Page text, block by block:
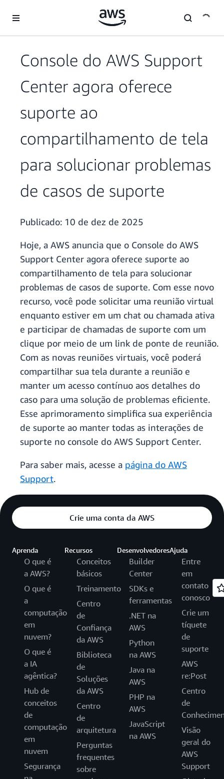
Pular para o conteúdo principal
Console do AWS Support
Center agora oferece
suporte ao
compartilhamento de tela
para solucionar problemas
de casos de suporte
Publicado: 10 de dez de 2025
Hoje, a AWS anuncia que o Console do AWS
Support Center agora oferece suporte ao
compartilhamento de tela para solucionar
problemas de casos de suporte. Com esse novo
recurso, você pode solicitar uma reunião virtual
enquanto estiver em um chat ou chamada ativa
e participar de chamadas de suporte com um
clique por meio de um link de ponte de reunião.
Com as novas reuniões virtuais, você poderá
compartilhar sua tela durante a reunião e
manter um acesso contínuo aos detalhes do
caso para uma solução de problemas eficiente.
Esse aprimoramento simplifica sua experiência
de suporte ao manter todas as interações de
suporte no console do AWS Support Center.
Para saber mais, acesse a página do AWS
Support.
Crie uma conta da AWS
Aprenda
O que é
a AWS?
O que é
a
computação
em
nuvem?
O que é
a IA
agêntica?
Hub de
conceitos
de
computação
em
nuvem
Segurança
Recursos
Conceitos
básicos
Treinamento
Centro
de
Confiança
da AWS
Biblioteca
de
Soluções
da AWS
Centro
de
arquitetura
Perguntas
frequentes
sobre
Desenvolvedores
Builder
Center
SDKs e
ferramentas
.NET na
AWS
Python
na AWS
Java na
AWS
PHP na
AWS
JavaScript
na AWS
Ajuda
Entre
em
contato
conosco
Crie um
tíquete
de
suporte
AWS
re:Post
Centro
de
Visão
geral do
AWS
Support